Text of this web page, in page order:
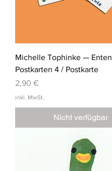
Michelle Tophinke — Enten
Postkarten 4 / Postkarte
Preis
2,90 €
inkl. MwSt.
Nicht verfügbar